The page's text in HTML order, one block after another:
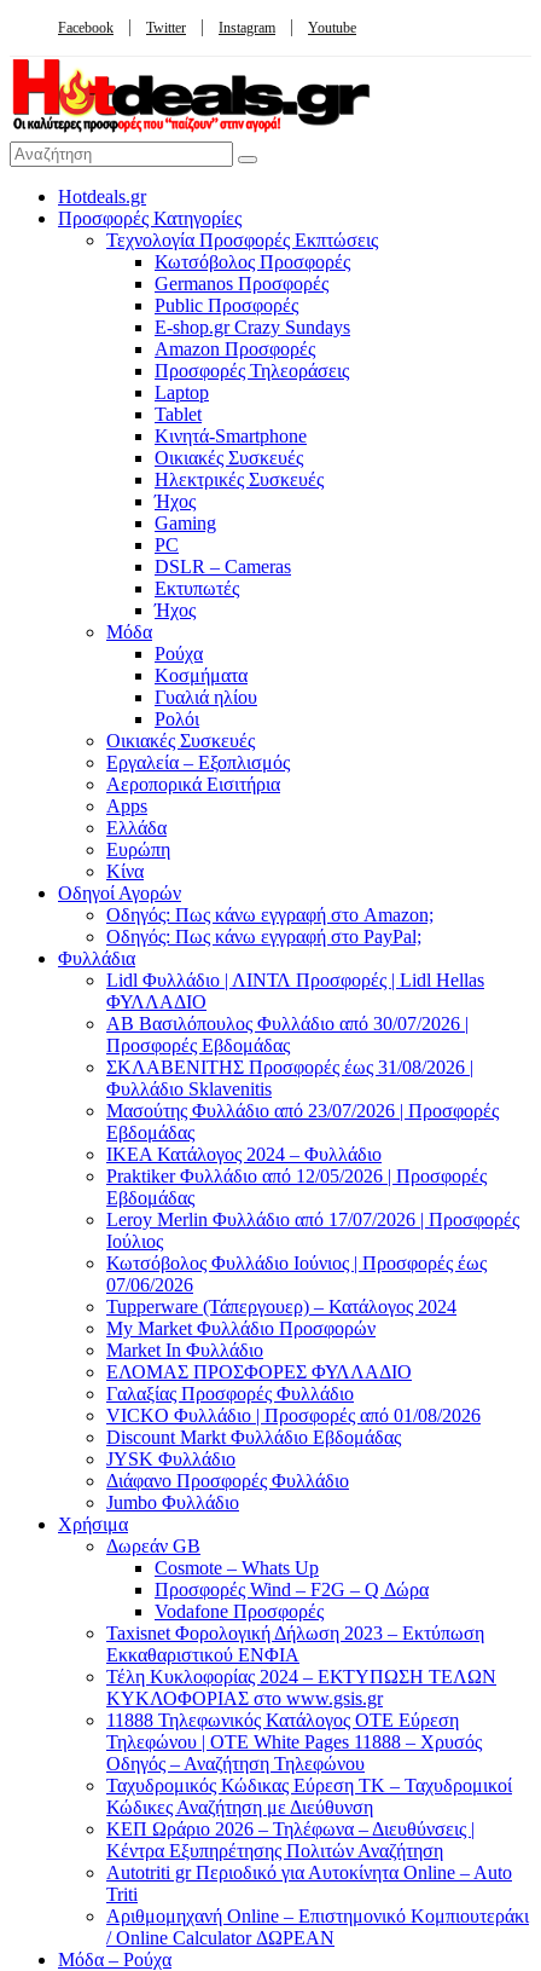
Facebook Twitter Instagram Youtube
Hotdeals.gr
Προσφορές Κατηγορίες
Τεχνολογία Προσφορές Εκπτώσεις
Κωτσόβολος Προσφορές
Germanos Προσφορές
Public Προσφορές
E-shop.gr Crazy Sundays
Amazon Προσφορές
Προσφορές Τηλεοράσεις
Laptop
Tablet
Κινητά-Smartphone
Οικιακές Συσκευές
Hλεκτρικές Συσκευές
Ήχος
Gaming
PC
DSLR – Cameras
Εκτυπωτές
Ήχος
Μόδα
Ρούχα
Κοσμήματα
Γυαλιά ηλίου
Ρολόι
Οικιακές Συσκευές
Εργαλεία – Εξοπλισμός
Αεροπορικά Εισιτήρια
Apps
Ελλάδα
Ευρώπη
Κίνα
Οδηγοί Αγορών
Οδηγός: Πως κάνω εγγραφή στο Amazon;
Οδηγός: Πως κάνω εγγραφή στο PayPal;
Φυλλάδια
Lidl Φυλλάδιο | ΛΙΝΤΛ Προσφορές | Lidl Hellas
ΦΥΛΛΑΔΙΟ
AB Βασιλόπουλος Φυλλάδιο από 30/07/2026 |
Προσφορές Εβδομάδας
ΣΚΛΑΒΕΝΙΤΗΣ Προσφορές έως 31/08/2026 |
Φυλλάδιο Sklavenitis
Μασούτης Φυλλάδιο από 23/07/2026 | Προσφορές
Εβδομάδας
ΙΚΕΑ Κατάλογος 2024 – Φυλλάδιο
Praktiker Φυλλάδιο από 12/05/2026 | Προσφορές
Εβδομάδας
Leroy Merlin Φυλλάδιο από 17/07/2026 | Προσφορές
Ιούλιος
Κωτσόβολος Φυλλάδιο Ιούνιος | Προσφορές έως
07/06/2026
Tupperware (Τάπεργουερ) – Κατάλογος 2024
My Market Φυλλάδιο Προσφορών
Market In Φυλλάδιο
ΕΛΟΜΑΣ ΠΡΟΣΦΟΡΕΣ ΦΥΛΛΑΔΙΟ
Γαλαξίας Προσφορές Φυλλάδιο
VICKO Φυλλάδιο | Προσφορές από 01/08/2026
Discount Markt Φυλλάδιο Εβδομάδας
JYSK Φυλλάδιο
Διάφανο Προσφορές Φυλλάδιο
Jumbo Φυλλάδιο
Χρήσιμα
Δωρεάν GB
Cosmote – Whats Up
Προσφορές Wind – F2G – Q Δώρα
Vodafone Προσφορές
Taxisnet Φορολογική Δήλωση 2023 – Εκτύπωση
Εκκαθαριστικού EΝΦΙΑ
Τέλη Kυκλοφορίας 2024 – ΕΚΤΥΠΩΣΗ ΤΕΛΩΝ
ΚΥΚΛΟΦΟΡΙΑΣ στο www.gsis.gr
11888 Τηλεφωνικός Κατάλογος ΟΤΕ Εύρεση
Τηλεφώνου | OTE White Pages 11888 – Χρυσός
Οδηγός – Αναζήτηση Τηλεφώνου
Ταχυδρομικός Κώδικας Εύρεση ΤΚ – Ταχυδρομικοί
Κώδικες Αναζήτηση με Διεύθυνση
ΚΕΠ Ωράριο 2026 – Τηλέφωνα – Διευθύνσεις |
Κέντρα Εξυπηρέτησης Πολιτών Αναζήτηση
Autotriti gr Περιοδικό για Αυτοκίνητα Online – Auto
Triti
Αριθμομηχανή Online – Επιστημονικό Κομπιουτεράκι
/ Online Calculator ΔΩΡΕΑΝ
Μόδα – Ρούχα